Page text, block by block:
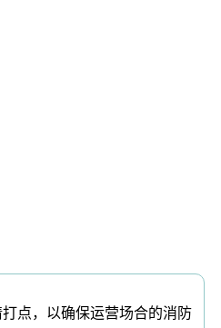
点，以确保运营场合的消防